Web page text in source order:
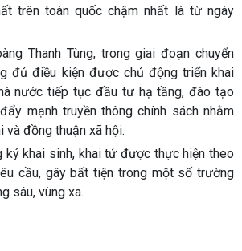
trên toàn quốc chậm nhất là từ ngày
Thanh Tùng, trong giai đoạn chuyển
đủ điều kiện được chủ động triển khai
nước tiếp tục đầu tư hạ tầng, đào tạo
mạnh truyền thông chính sách nhằm
đồng thuận xã hội.
ký khai sinh, khai tử được thực hiện theo
cầu, gây bất tiện trong một số trường
sâu, vùng xa.